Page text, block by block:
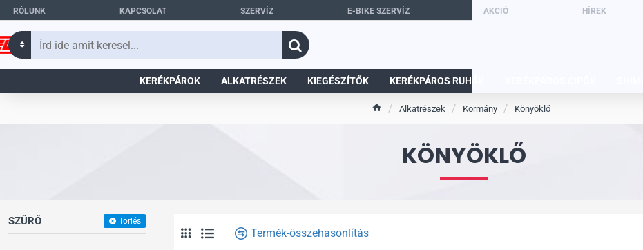
RÓLUNK KAPCSOLAT SZERVÍZ E-BIKE SZERVÍZ AKCIÓ HÍREK
Írd
KERÉKPÁROK ALKATRÉSZEK KIEGÉSZÍTŐK KERÉKPÁROS RUHÁK
KÖNYÖKLŐ
Alkatrészek Kormány Könyöklő
SZŰRŐ Törlés
Termék-összehasonlítás